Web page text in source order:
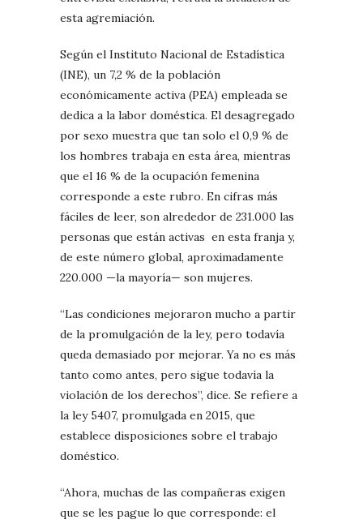
esta agremiación.
Según el Instituto Nacional de Estadística
(INE), un 7,2 % de la población
económicamente activa (PEA) empleada se
dedica a la labor doméstica. El desagregado
por sexo muestra que tan solo el 0,9 % de
los hombres trabaja en esta área, mientras
que el 16 % de la ocupación femenina
corresponde a este rubro. En cifras más
fáciles de leer, son alrededor de 231.000 las
personas que están activas en esta franja y,
de este número global, aproximadamente
220.000 —la mayoría— son mujeres.
“Las condiciones mejoraron mucho a partir
de la promulgación de la ley, pero todavía
queda demasiado por mejorar. Ya no es más
tanto como antes, pero sigue todavía la
violación de los derechos”, dice. Se refiere a
la ley 5407, promulgada en 2015, que
establece disposiciones sobre el trabajo
doméstico.
“Ahora, muchas de las compañeras exigen
que se les pague lo que corresponde: el